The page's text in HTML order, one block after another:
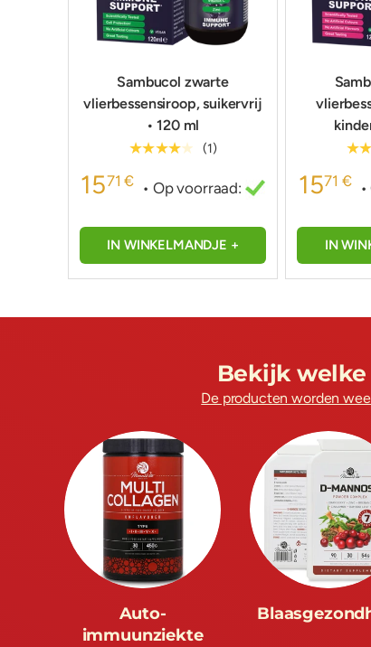
Sambucol zwarte
vlierbessensiroop, suikervrij
• 120 ml
★★★★★ (1)
1571 € • Op voorraad:
IN WINKELMANDJE +
1571 €
IN
Bekijk
De producten worden
Auto-
immuunziekte